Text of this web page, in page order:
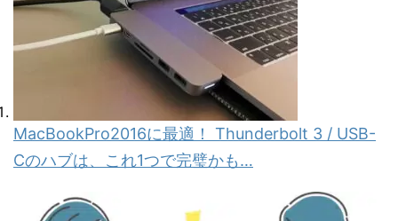
MacBookPro2016に最適！ Thunderbolt 3 / USB-
Cのハブは、これ1つで完璧かも…